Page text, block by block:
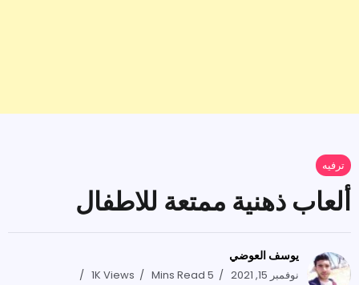
ترفيه
ألعاب ذهنية ممتعة للاطفال
يوسف العوضي
نوفمبر 15, 2021 5 Mins Read
1K Views